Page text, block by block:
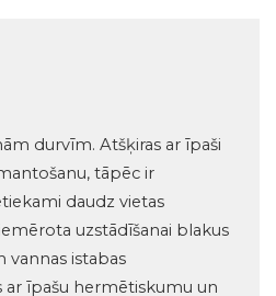
durvīm. Atšķiras ar īpaši
tāpēc ir
daudz vietas
uzstādīšanai blakus
vannas istabas
ar īpašu hermētiskumu un